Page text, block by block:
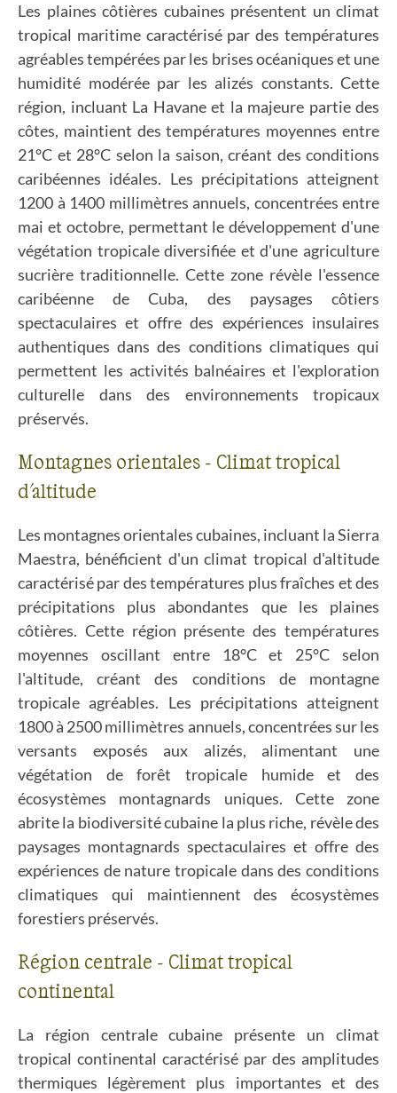
Les plaines côtières cubaines présentent un climat
tropical maritime caractérisé par des températures
agréables tempérées par les brises océaniques et une
humidité modérée par les alizés constants. Cette
région, incluant La Havane et la majeure partie des
côtes, maintient des températures moyennes entre
21°C et 28°C selon la saison, créant des conditions
caribéennes idéales. Les précipitations atteignent
1200 à 1400 millimètres annuels, concentrées entre
mai et octobre, permettant le développement d'une
végétation tropicale diversifiée et d'une agriculture
sucrière traditionnelle. Cette zone révèle l'essence
caribéenne de Cuba, des paysages côtiers
spectaculaires et offre des expériences insulaires
authentiques dans des conditions climatiques qui
permettent les activités balnéaires et l'exploration
culturelle dans des environnements tropicaux
préservés.
Montagnes orientales - Climat tropical
d'altitude
Les montagnes orientales cubaines, incluant la Sierra
Maestra, bénéficient d'un climat tropical d'altitude
caractérisé par des températures plus fraîches et des
précipitations plus abondantes que les plaines
côtières. Cette région présente des températures
moyennes oscillant entre 18°C et 25°C selon
l'altitude, créant des conditions de montagne
tropicale agréables. Les précipitations atteignent
1800 à 2500 millimètres annuels, concentrées sur les
versants exposés aux alizés, alimentant une
végétation de forêt tropicale humide et des
écosystèmes montagnards uniques. Cette zone
abrite la biodiversité cubaine la plus riche, révèle des
paysages montagnards spectaculaires et offre des
expériences de nature tropicale dans des conditions
climatiques qui maintiennent des écosystèmes
forestiers préservés.
Région centrale - Climat tropical
continental
La région centrale cubaine présente un climat
tropical continental caractérisé par des amplitudes
thermiques légèrement plus importantes et des